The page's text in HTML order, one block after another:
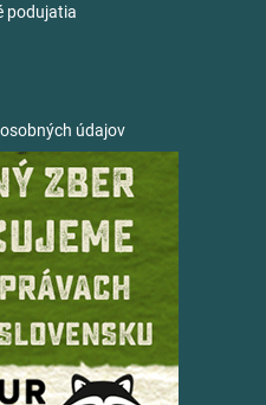
podujatia
údajov